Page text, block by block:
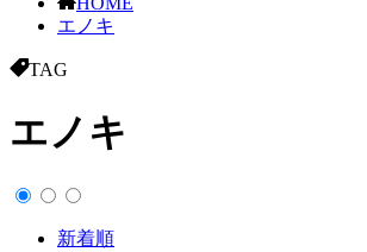
エノキ
TAG
エノキ
新着順